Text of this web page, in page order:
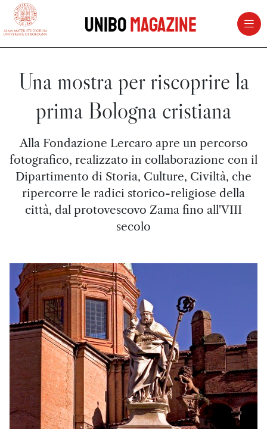
vai al contenuto della pagina
UniboMagazine
Una mostra per riscoprire la
prima Bologna cristiana
Alla Fondazione Lercaro apre un percorso
fotografico, realizzato in collaborazione con il
Dipartimento di Storia, Culture, Civiltà, che
ripercorre le radici storico-religiose della
città, dal protovescovo Zama fino all'VIII
secolo